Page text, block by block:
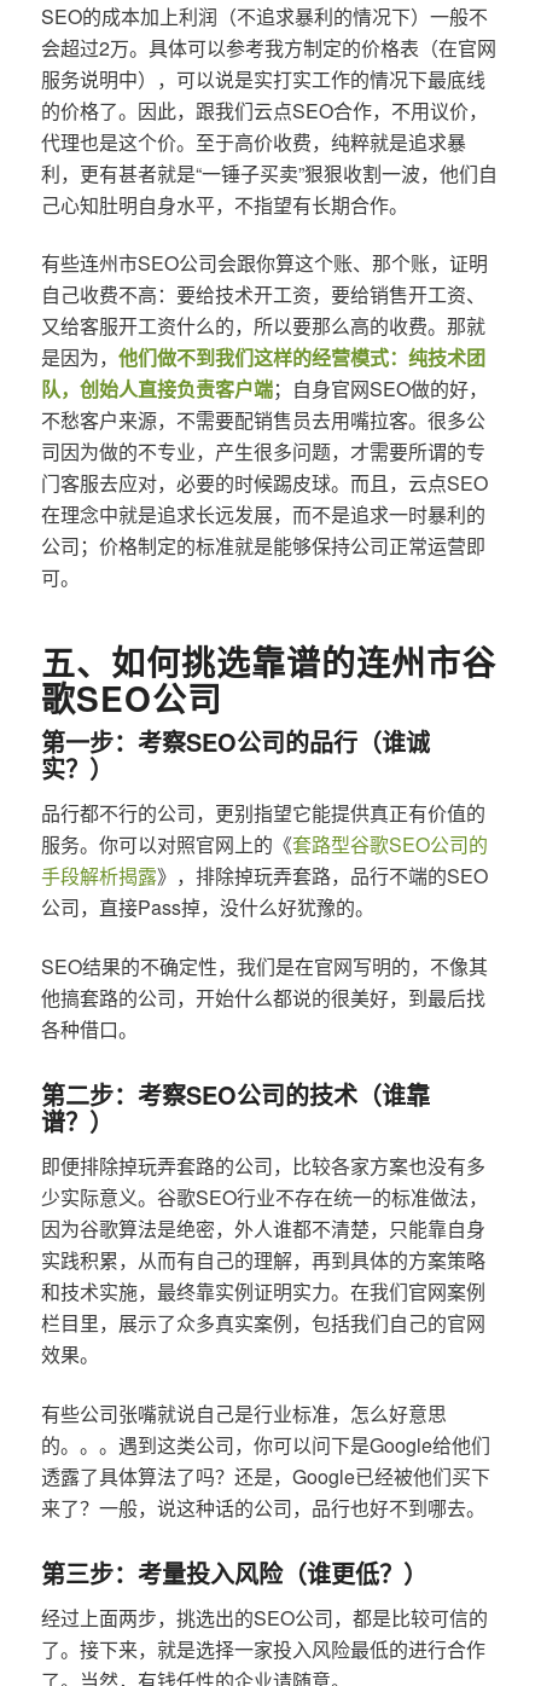
SEO的成本加上利润（不追求暴利的情况下）一般不
会超过2万。具体可以参考我方制定的价格表（在官网
服务说明中），可以说是实打实工作的情况下最底线
的价格了。因此，跟我们云点SEO合作，不用议价，
代理也是这个价。至于高价收费，纯粹就是追求暴
利，更有甚者就是“一锤子买卖”狠狠收割一波，他们自
己心知肚明自身水平，不指望有长期合作。
有些连州市SEO公司会跟你算这个账、那个账，证明
自己收费不高：要给技术开工资，要给销售开工资、
又给客服开工资什么的，所以要那么高的收费。那就
是因为， 他们做不到我们这样的经营模式：纯技术团
队，创始人直接负责客户端；自身官网SEO做的好，
不愁客户来源，不需要配销售员去用嘴拉客。很多公
司因为做的不专业，产生很多问题，才需要所谓的专
门客服去应对，必要的时候踢皮球。而且，云点SEO
在理念中就是追求长远发展，而不是追求一时暴利的
公司；价格制定的标准就是能够保持公司正常运营即
可。
五、如何挑选靠谱的连州市谷
歌SEO公司
第一步：考察SEO公司的品行（谁诚
实？）
品行都不行的公司，更别指望它能提供真正有价值的
服务。你可以对照官网上的《套路型谷歌SEO公司的
手段解析揭露》，排除掉玩弄套路，品行不端的SEO
公司，直接Pass掉，没什么好犹豫的。
SEO结果的不确定性，我们是在官网写明的，不像其
他搞套路的公司，开始什么都说的很美好，到最后找
各种借口。
第二步：考察SEO公司的技术（谁靠
谱？）
即便排除掉玩弄套路的公司，比较各家方案也没有多
少实际意义。谷歌SEO行业不存在统一的标准做法，
因为谷歌算法是绝密，外人谁都不清楚，只能靠自身
实践积累，从而有自己的理解，再到具体的方案策略
和技术实施，最终靠实例证明实力。在我们官网案例
栏目里，展示了众多真实案例，包括我们自己的官网
效果。
有些公司张嘴就说自己是行业标准，怎么好意思
的。。。遇到这类公司，你可以问下是Google给他们
透露了具体算法了吗？还是，Google已经被他们买下
来了？一般，说这种话的公司，品行也好不到哪去。
第三步：考量投入风险（谁更低？）
经过上面两步，挑选出的SEO公司，都是比较可信的
了。接下来，就是选择一家投入风险最低的进行合作